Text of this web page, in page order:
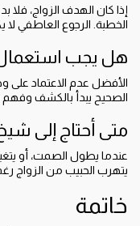
إذا كان الهدف الزواج،
الخطبة. الرجوع العاطفي لا
هل يجب استعمال
الأفضل عدم الاعتماد
الصحيح يبدأ بالكشف
متى أحتاج إلى
عندما يطول الصمت، أو
يتهرب الحبيب من الزواج
خاتمة